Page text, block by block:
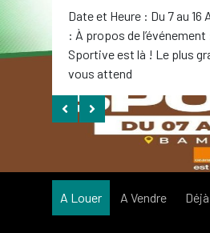
Date et Heure : Du 7 au
: À propos de
Sportive est là ! Le plus
vous attend
A Louer A Vendre